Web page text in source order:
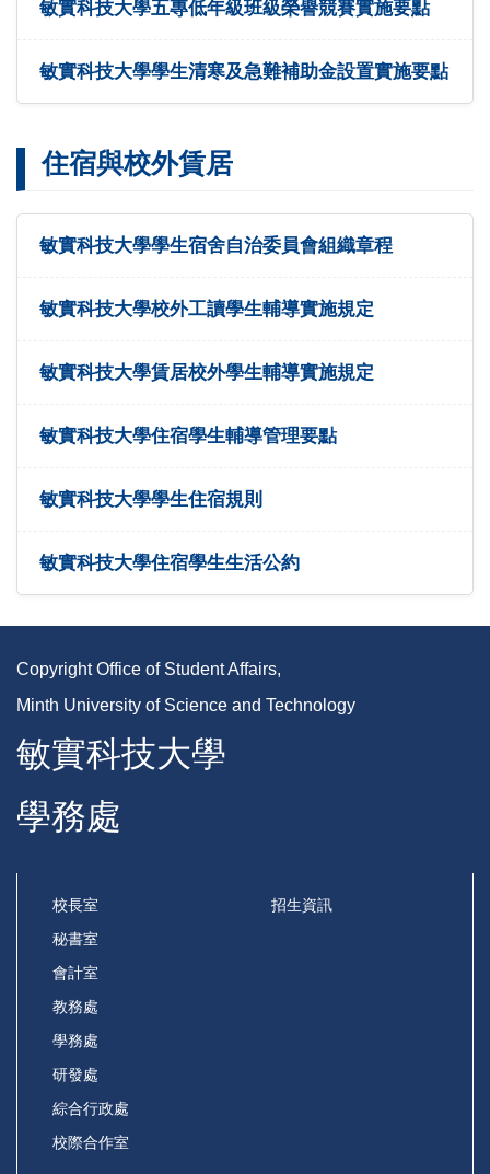
敏實科技大學五專低年級班級榮譽競賽實施要點
敏實科技大學學生清寒及急難補助金設置實施要點
住宿與校外賃居
敏實科技大學學生宿舍自治委員會組織章程
敏實科技大學校外工讀學生輔導實施規定
敏實科技大學賃居校外學生輔導實施規定
敏實科技大學住宿學生輔導管理要點
敏實科技大學學生住宿規則
敏實科技大學住宿學生生活公約
Copyright Office of Student Affairs,
Minth University of Science and Technology
敏實科技大學
學務處
校長室
秘書室
會計室
教務處
學務處
研發處
綜合行政處
校際合作室
招生資訊